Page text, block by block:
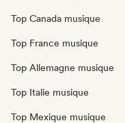
Top Canada musique
Top France musique
Top Allemagne musique
Top Italie musique
Top Mexique musique